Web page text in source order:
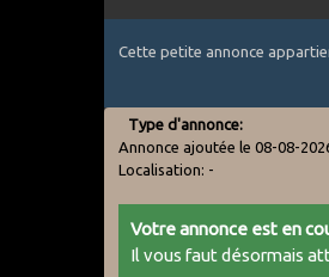
Cette petite annonce
Type d'annonce:
Annonce ajoutée le 08-08-
Localisation: -
Votre annonce est en
Il vous faut désormais